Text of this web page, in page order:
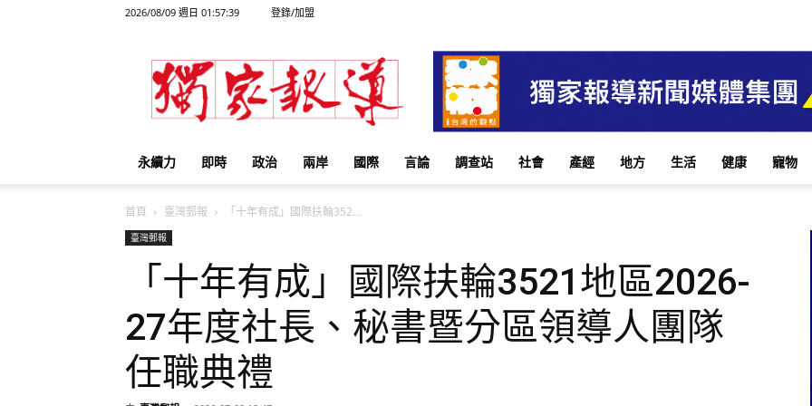
2026/08/09 週日 01:57:39 登錄/加盟
獨
家
報
永續力 即時 政治 兩岸 國際 言論 調查站 社會 產經 地方 生活 健康 寵物
首頁 臺灣郵報 「十年有成」國際扶輪352...
臺灣郵報
「十年有成」國際扶輪3521地區2026-
27年度社長、秘書暨分區領導人團隊
任職典禮